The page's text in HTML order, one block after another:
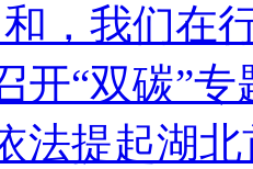
和，我们
开“双碳”
法提起湖